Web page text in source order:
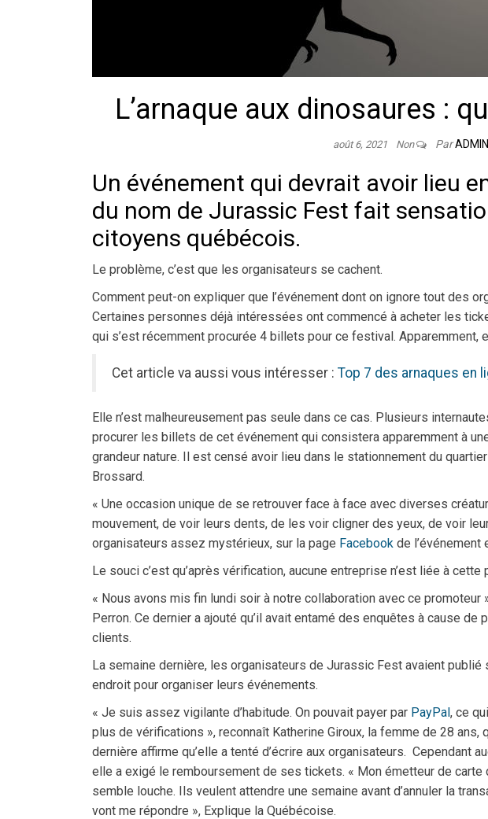
L’arnaque aux dinosaures :
août 6, 2021 Non ParADMIN
Un événement qui devrait avoir lieu
du nom de Jurassic Fest fait
citoyens québécois.
Le problème, c’est que les organisateurs se cachent.
Comment peut-on expliquer que l’événement dont on ignore tout des
Certaines personnes déjà intéressées ont commencé à acheter les
qui s’est récemment procurée 4 billets pour ce festival. Apparemment,
Cet article va aussi vous intéresser : Top 7 des arnaques en
Elle n’est malheureusement pas seule dans ce cas. Plusieurs
procurer les billets de cet événement qui consistera apparemment à
grandeur nature. Il est censé avoir lieu dans le stationnement du
Brossard.
« Une occasion unique de se retrouver face à face avec diverses
mouvement, de voir leurs dents, de les voir cligner des yeux, de voir
organisateurs assez mystérieux, sur la page Facebook de l’événement
Le souci c’est qu’après vérification, aucune entreprise n’est liée à cette
« Nous avons mis fin lundi soir à notre collaboration avec ce
Perron. Ce dernier a ajouté qu’il avait entamé des enquêtes à cause
clients.
La semaine dernière, les organisateurs de Jurassic Fest avaient publié
endroit pour organiser leurs événements.
« Je suis assez vigilante d’habitude. On pouvait payer par PayPal, ce
plus de vérifications », reconnaît Katherine Giroux, la femme de 28 ans,
dernière affirme qu’elle a tenté d’écrire aux organisateurs. Cependant
elle a exigé le remboursement de ses tickets. « Mon émetteur de
semble louche. Ils veulent attendre une semaine avant d’annuler la
vont me répondre », Explique la Québécoise.